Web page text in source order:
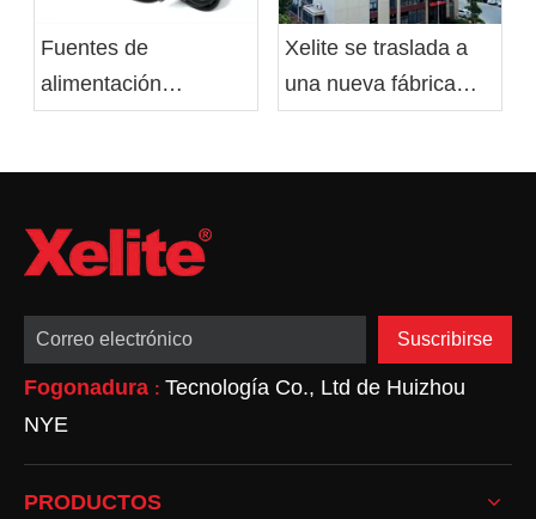
Fuentes de
alimentación
ventajas, desventajas
y aplicaciones
Xelite se traslada a
una nueva fábrica
Suscribirse
Fogonadura : Tecnología Co., Ltd de Huizhou
NYE
PRODUCTOS